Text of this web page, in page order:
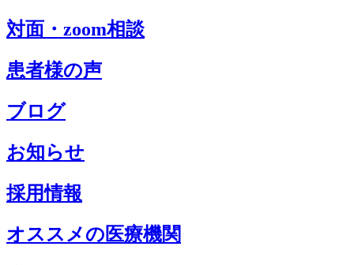
対面・zoom相談
患者様の声
ブログ
お知らせ
採用情報
オススメの医療機関